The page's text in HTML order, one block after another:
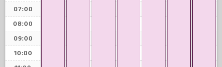
07:00
08:00
09:00
10:00